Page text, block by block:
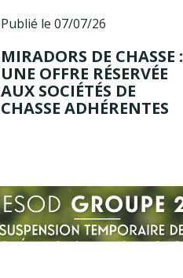
Publié le 07/07/26
MIRADORS DE CHASSE :
UNE OFFRE RÉSERVÉE
AUX SOCIÉTÉS DE
CHASSE ADHÉRENTES